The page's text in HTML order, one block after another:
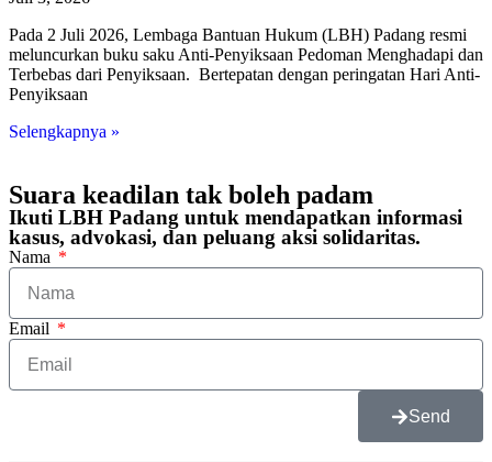
Pada 2 Juli 2026, Lembaga Bantuan Hukum (LBH) Padang resmi
meluncurkan buku saku Anti-Penyiksaan Pedoman Menghadapi dan
Terbebas dari Penyiksaan. Bertepatan dengan peringatan Hari Anti-
Penyiksaan
Selengkapnya »
Suara keadilan tak boleh padam
Ikuti LBH Padang untuk mendapatkan informasi
kasus, advokasi, dan peluang aksi solidaritas.
Nama
Email
Send